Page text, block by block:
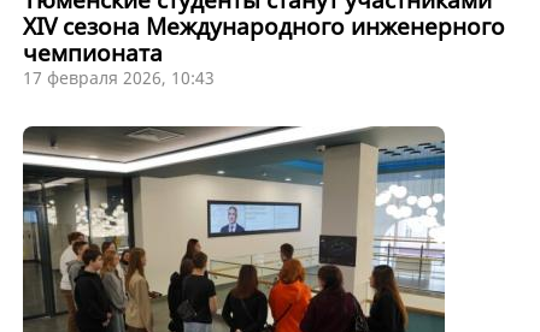
XIV сезона Международного инженерного
чемпионата
17 февраля 2026, 10:43